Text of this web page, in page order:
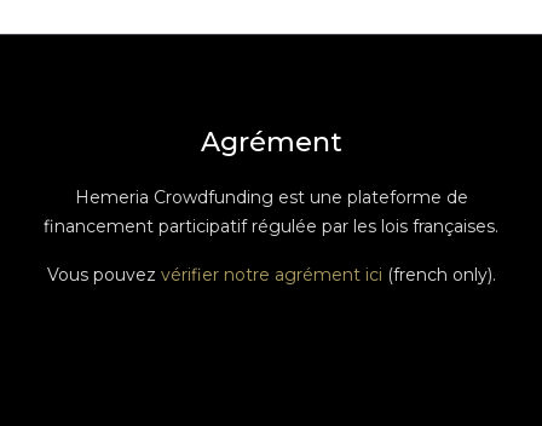
Agrément
Hemeria Crowdfunding est une plateforme de
financement participatif régulée par les lois françaises.
Vous pouvez vérifier notre agrément ici (french only).